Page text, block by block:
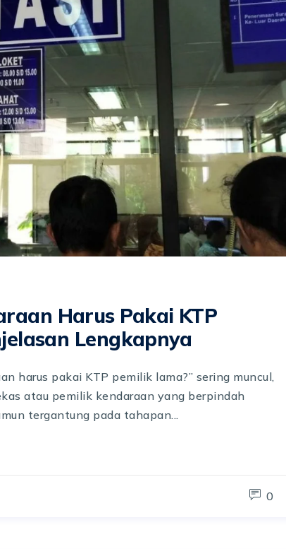
Harus Pakai KTP
Lengkapnya
harus pakai KTP pemilik lama?” sering muncul,
atau pemilik kendaraan yang berpindah
tergantung pada tahapan...
0